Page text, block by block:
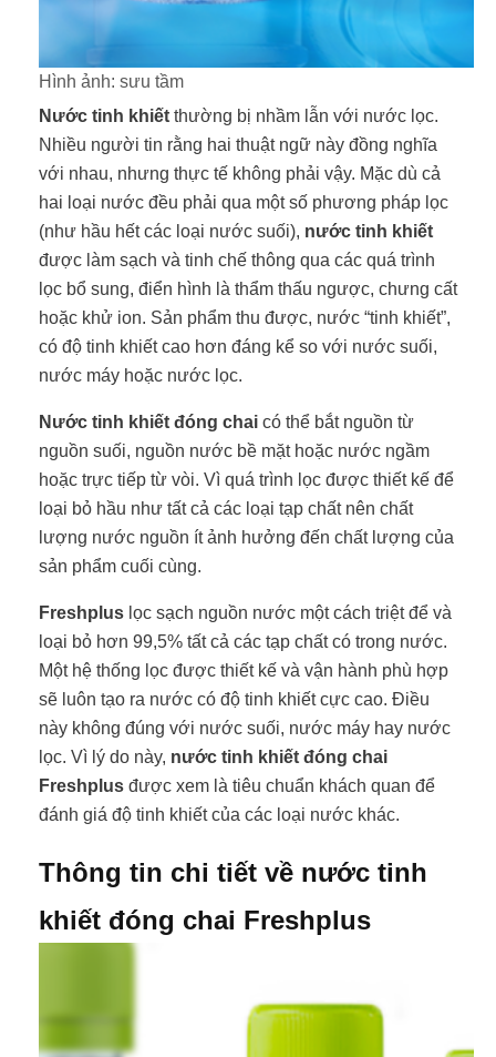
Hình ảnh: sưu tầm
Nước tinh khiết thường bị nhầm lẫn với nước lọc.
Nhiều người tin rằng hai thuật ngữ này đồng nghĩa
với nhau, nhưng thực tế không phải vậy. Mặc dù cả
hai loại nước đều phải qua một số phương pháp lọc
(như hầu hết các loại nước suối), nước tinh khiết
được làm sạch và tinh chế thông qua các quá trình
lọc bổ sung, điển hình là thẩm thấu ngược, chưng cất
hoặc khử ion. Sản phẩm thu được, nước “tinh khiết”,
có độ tinh khiết cao hơn đáng kể so với nước suối,
nước máy hoặc nước lọc.
Nước tinh khiết đóng chai có thể bắt nguồn từ
nguồn suối, nguồn nước bề mặt hoặc nước ngầm
hoặc trực tiếp từ vòi. Vì quá trình lọc được thiết kế để
loại bỏ hầu như tất cả các loại tạp chất nên chất
lượng nước nguồn ít ảnh hưởng đến chất lượng của
sản phẩm cuối cùng.
Freshplus lọc sạch nguồn nước một cách triệt để và
loại bỏ hơn 99,5% tất cả các tạp chất có trong nước.
Một hệ thống lọc được thiết kế và vận hành phù hợp
sẽ luôn tạo ra nước có độ tinh khiết cực cao. Điều
này không đúng với nước suối, nước máy hay nước
lọc. Vì lý do này, nước tinh khiết đóng chai
Freshplus được xem là tiêu chuẩn khách quan để
đánh giá độ tinh khiết của các loại nước khác.
Thông tin chi tiết về nước tinh
khiết đóng chai Freshplus